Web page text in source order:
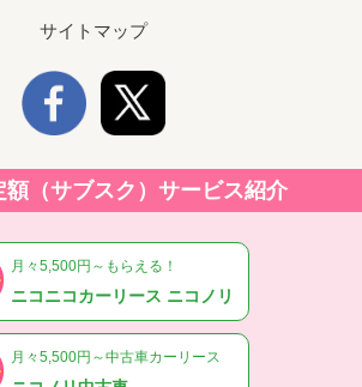
サイトマップ
額（サブスク）サービス紹介
月々5,500円～もらえる！
ニコニコカーリース ニコノリ
月々5,500円～中古車カーリース